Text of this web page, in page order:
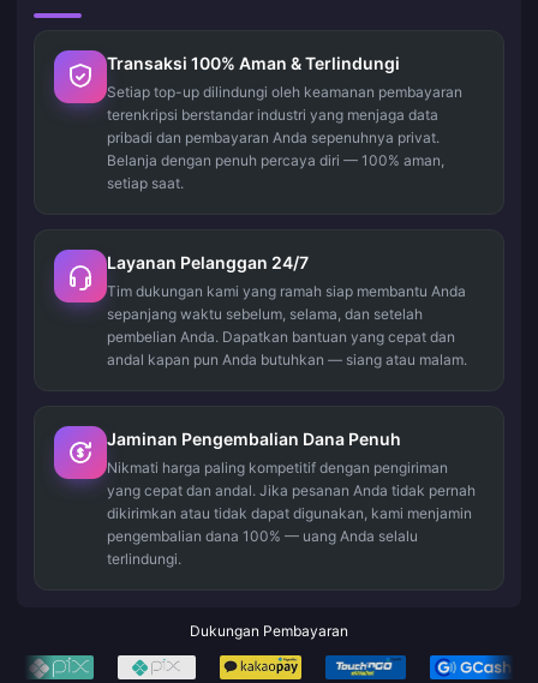
Transaksi 100% Aman & Terlindungi
Setiap top-up dilindungi oleh keamanan pembayaran
terenkripsi berstandar industri yang menjaga data
pribadi dan pembayaran Anda sepenuhnya privat.
Belanja dengan penuh percaya diri — 100% aman,
setiap saat.
Layanan Pelanggan 24/7
Tim dukungan kami yang ramah siap membantu Anda
sepanjang waktu sebelum, selama, dan setelah
pembelian Anda. Dapatkan bantuan yang cepat dan
andal kapan pun Anda butuhkan — siang atau malam.
Jaminan Pengembalian Dana Penuh
Nikmati harga paling kompetitif dengan pengiriman
yang cepat dan andal. Jika pesanan Anda tidak pernah
dikirimkan atau tidak dapat digunakan, kami menjamin
pengembalian dana 100% — uang Anda selalu
terlindungi.
Dukungan Pembayaran